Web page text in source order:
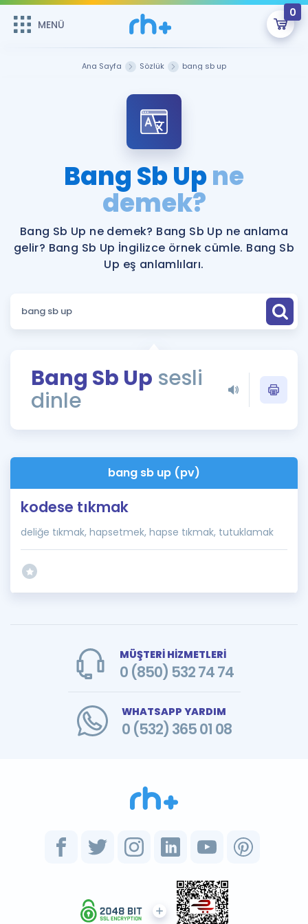
MENÜ
0
Şifremi Hatırlamıyorum
Sepetin Şu An Boş.
Remzi Hoca ile seni sınava hazırlayacak onlarca eğitim seni
bekliyor!
MENÜ
Katılımcı Görüşleri
Faydalı Araçlar
Ücretsiz Kaynaklar
Puan Hesaplama
ÖSYM Sınav Takvimi
Kampanyalar
İngilizce Gramer
İngilizce Gramer
Ana Sayfa Sözlük bang sb up
Bang Sb Upne
demek?
Bang Sb Up ne demek? Bang Sb Up ne anlama
gelir? Bang Sb Up İngilizce örnek cümle. Bang Sb
Up eş anlamlıları.
Bang Sb Up sesli
dinle
bang sb up (pv)
kodese tıkmak
deliğe tıkmak, hapsetmek, hapse tıkmak, tutuklamak
MÜŞTERİ HİZMETLERİ
0 (850) 532 74 74
WHATSAPP YARDIM
0 (532) 365 01 08